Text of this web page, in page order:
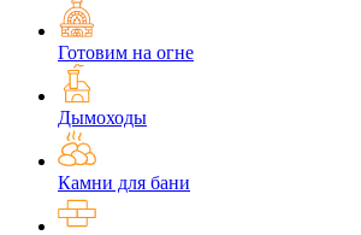
Готовим на огне
Дымоходы
Камни для бани